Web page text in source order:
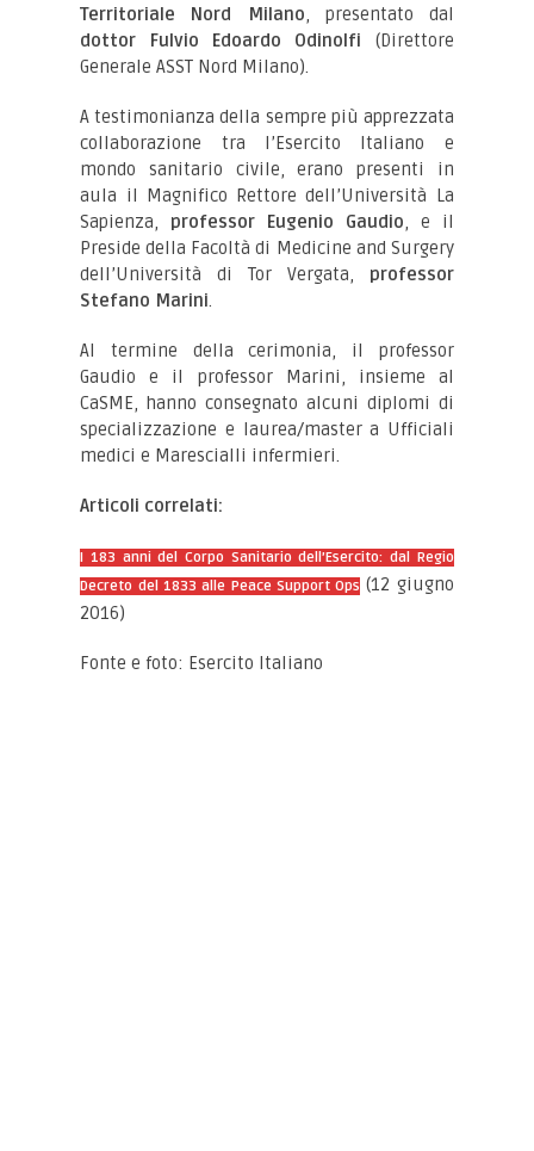
Territoriale Nord Milano, presentato dal
dottor Fulvio Edoardo Odinolfi (Direttore
Generale ASST Nord Milano).
A testimonianza della sempre più apprezzata
collaborazione tra l’Esercito Italiano e
mondo sanitario civile, erano presenti in
aula il Magnifico Rettore dell’Università La
Sapienza, professor Eugenio Gaudio, e il
Preside della Facoltà di Medicine and Surgery
dell’Università di Tor Vergata, professor
Stefano Marini.
Al termine della cerimonia, il professor
Gaudio e il professor Marini, insieme al
CaSME, hanno consegnato alcuni diplomi di
specializzazione e laurea/master a Ufficiali
medici e Marescialli infermieri.
Articoli correlati:
I 183 anni del Corpo Sanitario dell’Esercito: dal Regio
Decreto del 1833 alle Peace Support Ops (12 giugno
2016)
Fonte e foto: Esercito Italiano